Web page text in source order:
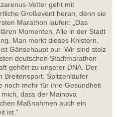
Vetter geht mit
Großevent heran, denn sie
Marathon laufen: „Das
Momenten. Alle in der Stadt
Man merkt dieses Knistern.
Gänsehaupt pur. Wir sind stolz
deutschen Stadtmarathon
gehört zu unserer DNA. Der
Breitensport. Spitzenläufer
noch mehr für ihre Gesundheit
dass der Mainova
Maßnahmen auch ein
ist.“